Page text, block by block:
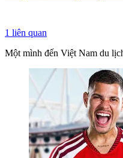
1 liên quan
Một mình đến Việt Nam du